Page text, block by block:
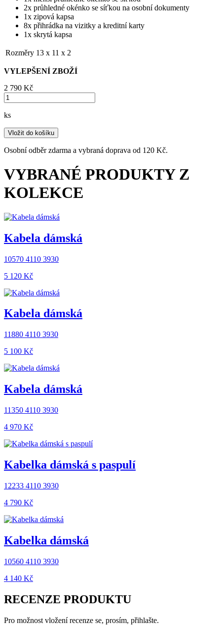
2x průhledné okénko se síťkou na osobní dokumenty
1x zipová kapsa
8x přihrádka na vizitky a kreditní karty
1x skrytá kapsa
Rozměry 13 x 11 x 2
VYLEPŠENÍ ZBOŽÍ
2 790 ‎Kč
ks
Vložit do košíku
Osobní odběr zdarma a vybraná doprava od 120 Kč.
VYBRANÉ PRODUKTY Z
KOLEKCE
Kabela dámská
10570 4110 3930
5 120 ‎Kč
Kabela dámská
11880 4110 3930
5 100 ‎Kč
Kabela dámská
11350 4110 3930
4 970 ‎Kč
Kabelka dámská s paspulí
12233 4110 3930
4 790 ‎Kč
Kabelka dámská
10560 4110 3930
4 140 ‎Kč
RECENZE PRODUKTU
Pro možnost vložení recenze se, prosím, přihlašte.